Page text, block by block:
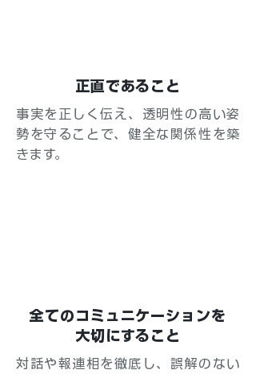
正直であること
事実を正しく伝え、透明性の高い姿
勢を守ることで、健全な関係性を築
きます。
全てのコミュニケーションを
大切にすること
対話や報連相を徹底し、誤解のない